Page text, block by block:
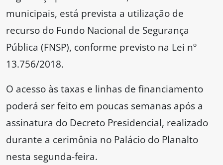
municipais, está prevista a utilização de
recurso do Fundo Nacional de Segurança
Pública (FNSP), conforme previsto na Lei nº
13.756/2018.
O acesso às taxas e linhas de financiamento
poderá ser feito em poucas semanas após a
assinatura do Decreto Presidencial, realizado
durante a cerimônia no Palácio do Planalto
nesta segunda-feira.